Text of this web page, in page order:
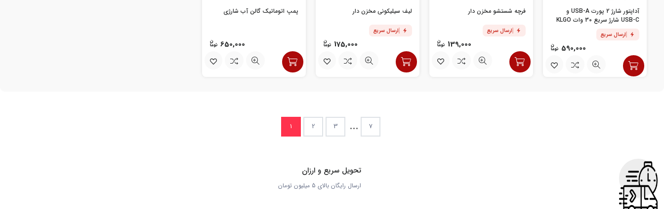
آداپتور شارژ 2 پورت USB-A و
USB-C شارژ سریع 30 وات KLGO
ارسال سریع
590,000
فرچه شستشو مخزن دار
ارسال سریع
139,000
لیف سیلیکونی مخزن دار
ارسال سریع
175,000
پمپ اتوماتیک گالن آب شارژی
650,000
1 2 3 ... 7
تحویل سریع و ارزان
ارسال رایگان بالای 5 میلیون تومان